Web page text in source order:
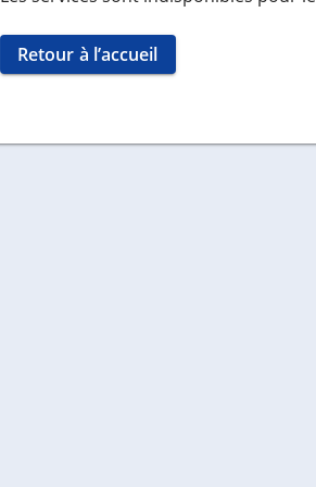
Retour à l’accueil